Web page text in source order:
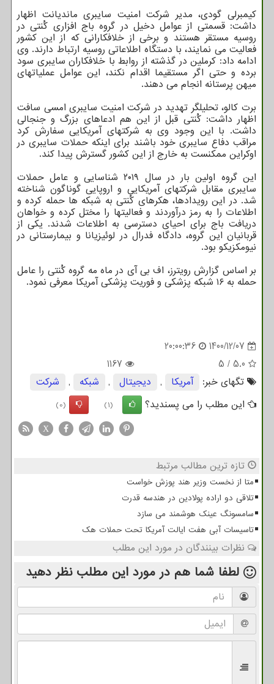
کیمبرلی گودی، مدیر شرکت امنیت سایبری ماندیانت اظهار
داشت: قسمتی از عوامل دخیل در گروه باج افزاری کُنتی در
روسیه مستقر هستند و برخی از خلافکارانی که از این کشور
فعالیت می نمایند، با دستگاه اطلاعاتی روسیه ارتباط دارند. وی
ادامه داد: کرملین در گذشته از روابط با خلافکاران سایبری سود
برده و حتی اگر مستقیما اقدام نکند، این عوامل عملیاتهای
میهن پرستانه انجام می دهند.
برت کالو، تحلیلگر تهدید در شرکت امنیت سایبری امسی سافت
اظهار داشت: کُنتی قبل از این هم ادعاهای بزرگ و جنجالی
داشت. با این وجود وی به شرکتهای آمریکایی سفارش کرد
مراقب دفاع سایبری خود باشند برای اینکه حملات سایبری در
اوکراین ممکنست به خارج از این کشور گسترش پیدا کند.
این گروه اولین بار در سال ۲۰۱۹ شناسایی و عامل حملات
سایبری مقابل شرکتهای آمریکایی و اروپایی گوناگون شناخته
شد. در این رویدادها، هکرهای کُنتی به شبکه ها حمله کرده و
اطلاعات را به رمز درآوردند و فعالیتها را مختل کرده و خواهان
دریافت باج برای احیای دسترسی به اطلاعات شدند. یکی از
قربانیان این گروه، دادگاه فدرال در لوئیزیانا و بیمارستانی در
نیومکزیکو بود.
بر اساس گزارش رویترز، اف بی آی در ماه مه گروه کُنتی را عامل
حمله به ۱۶ شبکه پزشکی و فوریت پزشکی آمریکا معرفی نمود.
1400/12/07
20:00:36
5.0
/
5
1167
تگهای خبر:
آمریكا , دیجیتال , شبكه ,
شركت
این مطلب را می پسندید؟
(1)
(0)
X
تازه ترین مطالب مرتبط
متا از نخست وزیر هند پوزش خواست
تلاقی دو اراده پولادین در هندسه قدرت
سامسونگ عینک هوشمند می سازد
تاسیسات آبی هفت ایالت آمریکا تحت حملات هک
نظرات بینندگان در مورد این مطلب
لطفا شما هم در مورد این مطلب نظر دهید